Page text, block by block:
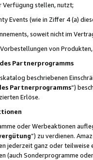
Verfügung stellen, nutzt;
Events (wie in Ziffer 4 (a)
soweit nicht im
von
Partnerprogramms
beschriebenen
Partnerprogramms“)
Erlöse.
oder Werbeaktionen
”) zu verdienen.
jederzeit ganz oder
(auch Sonderprogramme